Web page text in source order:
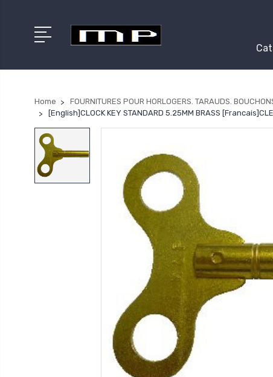
Home FOURNITURES POUR HORLOGERS. TARAUDS.
[English]CLOCK KEY STANDARD 5.25MM BRASS